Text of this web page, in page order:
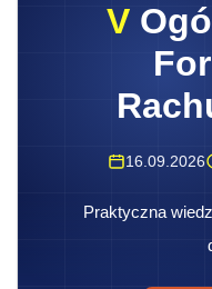
V
16.09.2026
Praktyczna